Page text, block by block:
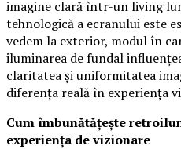
imagine clară într-un living
tehnologică a ecranului este
vedem la exterior, modul în
iluminarea de fundal
claritatea și uniformitatea
diferența reală în experiența
Cum îmbunătățește
experiența de vizionare